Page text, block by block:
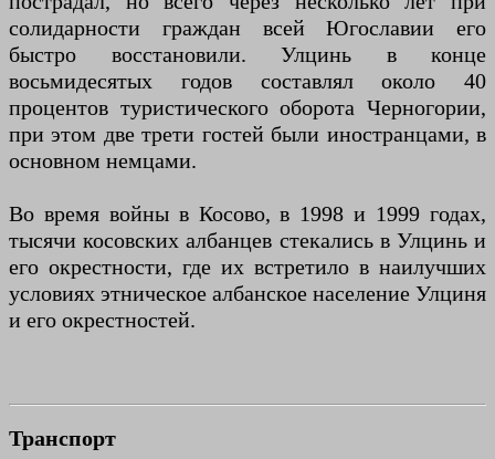
солидарности граждан всей Югославии его
быстро восстановили. Улцинь в конце
восьмидесятых годов составлял около 40
процентов туристического оборота Черногории,
при этом две трети гостей были иностранцами, в
основном немцами.
Во время войны в Косово, в 1998 и 1999 годах,
тысячи косовских албанцев стекались в Улцинь и
его окрестности, где их встретило в наилучших
условиях этническое албанское население Улциня
и его окрестностей.
Транспорт